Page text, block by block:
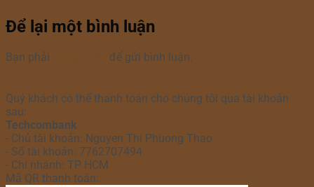
Để lại một bình luận
Bạn phải để gửi bình luận.
Quý khách có thể thanh toán cho chúng tôi qua tài khoản
sau:
Techcombank
- Chủ tài khoản: Nguyen Thi Phuong Thao
- Số tài khoản: 7762707494
- Chi nhánh: TP HCM
Mã QR thanh toán: